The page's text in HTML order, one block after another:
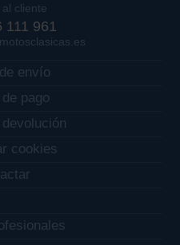
cliente
111 961
envío
pago
cookies